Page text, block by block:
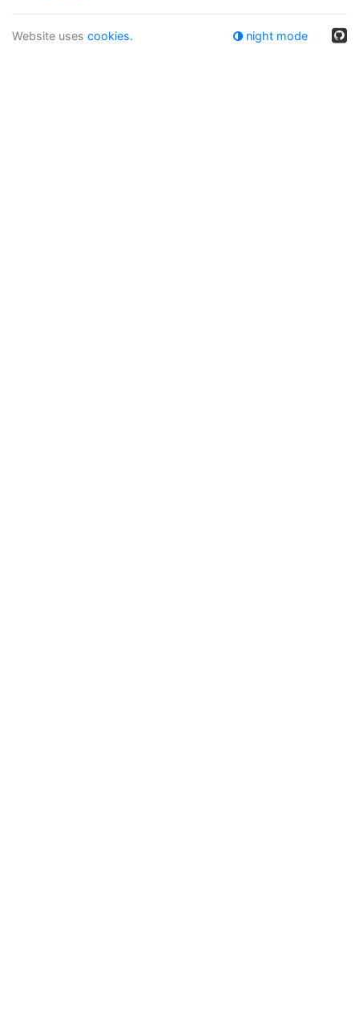
Website uses cookies. night mode